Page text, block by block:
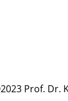
Prof. Dr.